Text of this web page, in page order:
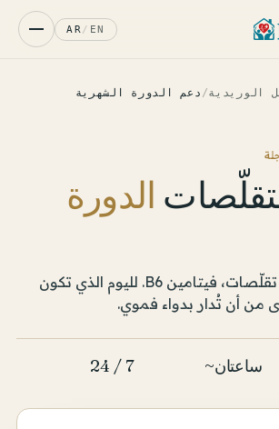
EN
/
AR
الوريدية/ دعم الدورة الشهرية
الدورة
مغنيسيوم، مضاد تقلّصات، فيتامين B6. لليوم الذي تكون
من أن تُدار بدواء فموي.
~ساعتان 24 / 7